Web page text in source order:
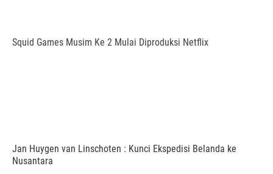
Squid Games Musim Ke 2 Mulai Diproduksi Netflix
Jan Huygen van Linschoten : Kunci Ekspedisi Belanda ke
Nusantara